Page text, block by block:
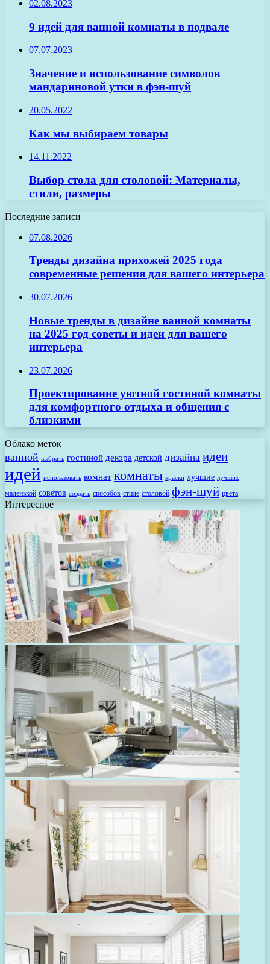
02.08.2023
9 идей для ванной комнаты в подвале
07.07.2023
Значение и использование символов
мандариновой утки в фэн-шуй
20.05.2022
Как мы выбираем товары
14.11.2022
Выбор стола для столовой: Материалы,
стили, размеры
Последние записи
07.08.2026
Тренды дизайна прихожей 2025 года
современные решения для вашего интерьера
30.07.2026
Новые тренды в дизайне ванной комнаты
на 2025 год советы и идеи для вашего
интерьера
23.07.2026
Проектирование уютной гостиной комнаты
для комфортного отдыха и общения с
близкими
Облако меток
ванной выбрать гостиной декора детской дизайна идеи
идей использовать комнат комнаты краски лучшие лучших
маленькой советов создать способов стиле столовой фэн-шуй цвета
Интересное